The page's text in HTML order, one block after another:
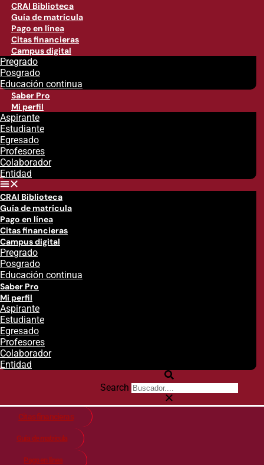
CRAI Biblioteca
Guía de matrícula
Pago en línea
Citas financieras
Campus digital
Pregrado
Posgrado
Educación continua
Saber Pro
Mi perfil
Aspirante
Estudiante
Egresado
Profesores
Colaborador
Entidad
CRAI Biblioteca
Guía de matrícula
Pago en línea
Citas financieras
Campus digital
Pregrado
Posgrado
Educación continua
Saber Pro
Mi perfil
Aspirante
Estudiante
Egresado
Profesores
Colaborador
Entidad
Search
Citas financieras
Guía de matricula
Pago en línea